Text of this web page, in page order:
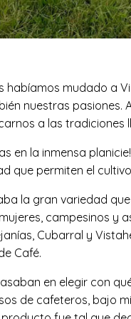
habíamos mudado a
nuestras
a las tradiciones
en la inmensa
que permiten el
la gran variedad
campesinos y
Cubarral y
Café.
en elegir con
de cafeteros, bajo